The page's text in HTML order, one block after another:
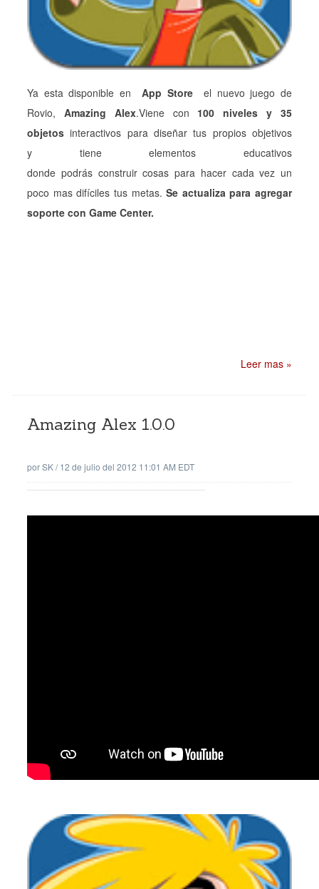
Ya esta disponible enApp Storeel nuevo juego de
Rovio, Amazing Alex.Viene con 100 niveles y 35
objetos interactivos para diseñar tus propios objetivos
y tiene elementos educativos
donde podrás construir cosas para hacer cada vez un
poco mas difíciles tus metas.Se actualiza para agregar
soporte con Game Center.
Leer mas »
Amazing Alex 1.0.0
porSK/12 de julio del 2012 11:01 AM EDT